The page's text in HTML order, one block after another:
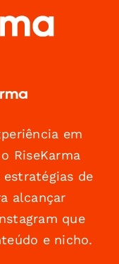
em
RiseKarma
de
alcançar
que
e nicho.